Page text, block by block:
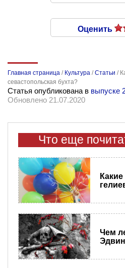
Оценить
Главная страница / Культура /Статьи /
севастопольская бухта?
Статья опубликована в выпуске
Обновлено 21.07.2020
Что еще
Чем